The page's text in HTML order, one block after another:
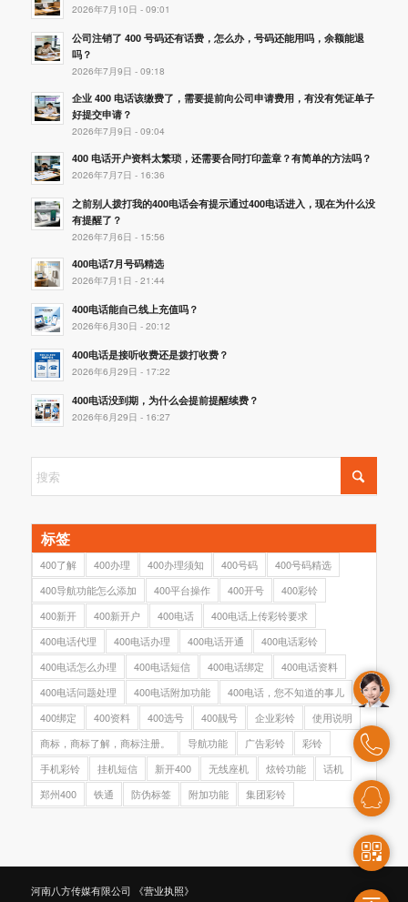
2026年7月10日 - 09:01
公司注销了 400 号码还有话费，怎么办，号码还能用吗，余额能退
吗？
2026年7月9日 - 09:18
企业 400 电话该缴费了，需要提前向公司申请费用，有没有凭证单子
好提交申请？
2026年7月9日 - 09:04
400 电话开户资料太繁琐，还需要合同打印盖章？有简单的方法吗？
2026年7月7日 - 16:36
之前别人拨打我的400电话会有提示通过400电话进入，现在为什么没
有提醒了？
2026年7月6日 - 15:56
400电话7月号码精选
2026年7月1日 - 21:44
400电话能自己线上充值吗？
2026年6月30日 - 20:12
400电话是接听收费还是拨打收费？
2026年6月29日 - 17:22
400电话没到期，为什么会提前提醒续费？
2026年6月29日 - 16:27
标签
400了解 400办理 400办理须知 400号码
400号码精选
400导航功能怎么添加
400平台操作 400开号
400彩铃
400新开
400新开户 400电话
400电话上传彩铃要求
400电话代理
400电话办理 400电话开通
400电话彩铃
400电话怎么办理
400电话短信 400电话绑定
400电话资料
400电话问题处理
400电话附加功能
400电话，您不知道的事儿
400绑定
400资料 400选号 400靓号 企业彩铃
使用说明
商标，商标了解，商标注册。
导航功能 广告彩铃
彩铃
手机彩铃
挂机短信 新开400 无线座机 炫铃功能
话机
郑州400
铁通 防伪标签 附加功能 集团彩铃
河南八方传媒有限公司
《营业执照》